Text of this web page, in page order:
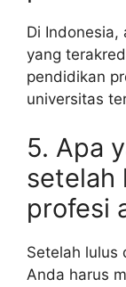
Di
yang
pendidikan
universitas
5. Apa
setelah
profesi
Setelah lulus
Anda harus